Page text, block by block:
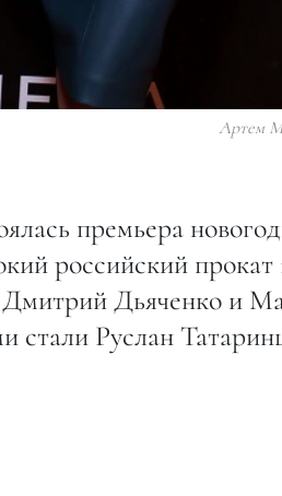
Артем
премьера
российский прокат
Дмитрий Дьяченко и
Руслан